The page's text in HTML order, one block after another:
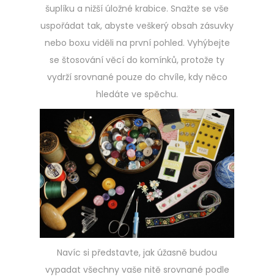
šuplíku a nižší úložné krabice. Snažte se vše
uspořádat tak, abyste veškerý obsah zásuvky
nebo boxu viděli na první pohled. Vyhýbejte
se štosování věcí do komínků, protože ty
vydrží srovnané pouze do chvíle, kdy něco
hledáte ve spěchu.
Navíc si představte, jak úžasně budou
vypadat všechny vaše nitě srovnané podle